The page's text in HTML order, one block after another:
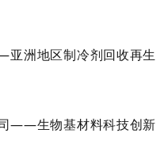
洲地区制冷剂回收再生
——生物基材料科技创新